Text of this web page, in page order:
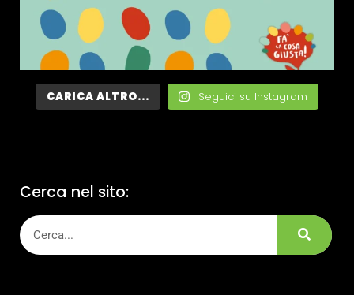
CARICA ALTRO... Seguici su Instagram
Cerca nel sito: